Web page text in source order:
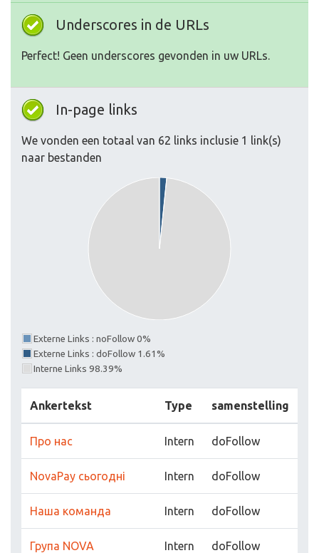
Underscores in de URLs
Perfect! Geen underscores gevonden in uw URLs.
In-page links
We vonden een totaal van 62 links inclusie 1 link(s)
naar bestanden
Externe Links : noFollow 0%
Externe Links : doFollow 1.61%
Interne Links 98.39%
Ankertekst Type samenstelling
Про нас Intern doFollow
NovaPay сьогодні Intern doFollow
Наша команда Intern doFollow
Група NOVA Intern doFollow